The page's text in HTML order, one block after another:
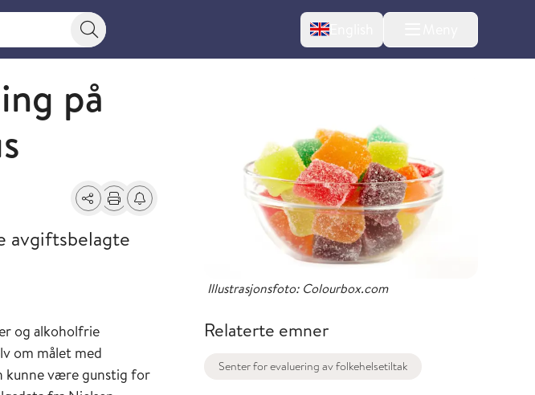
Søkeknapp English
på
Del Skriv utFå varsel om endringer
avgiftsbelagte
og alkoholfrie
om målet med
kunne være gunstig for
Illustrasjonsfoto: Colourbox.com
Relaterte emner
Senter for evaluering av folkehelsetiltak